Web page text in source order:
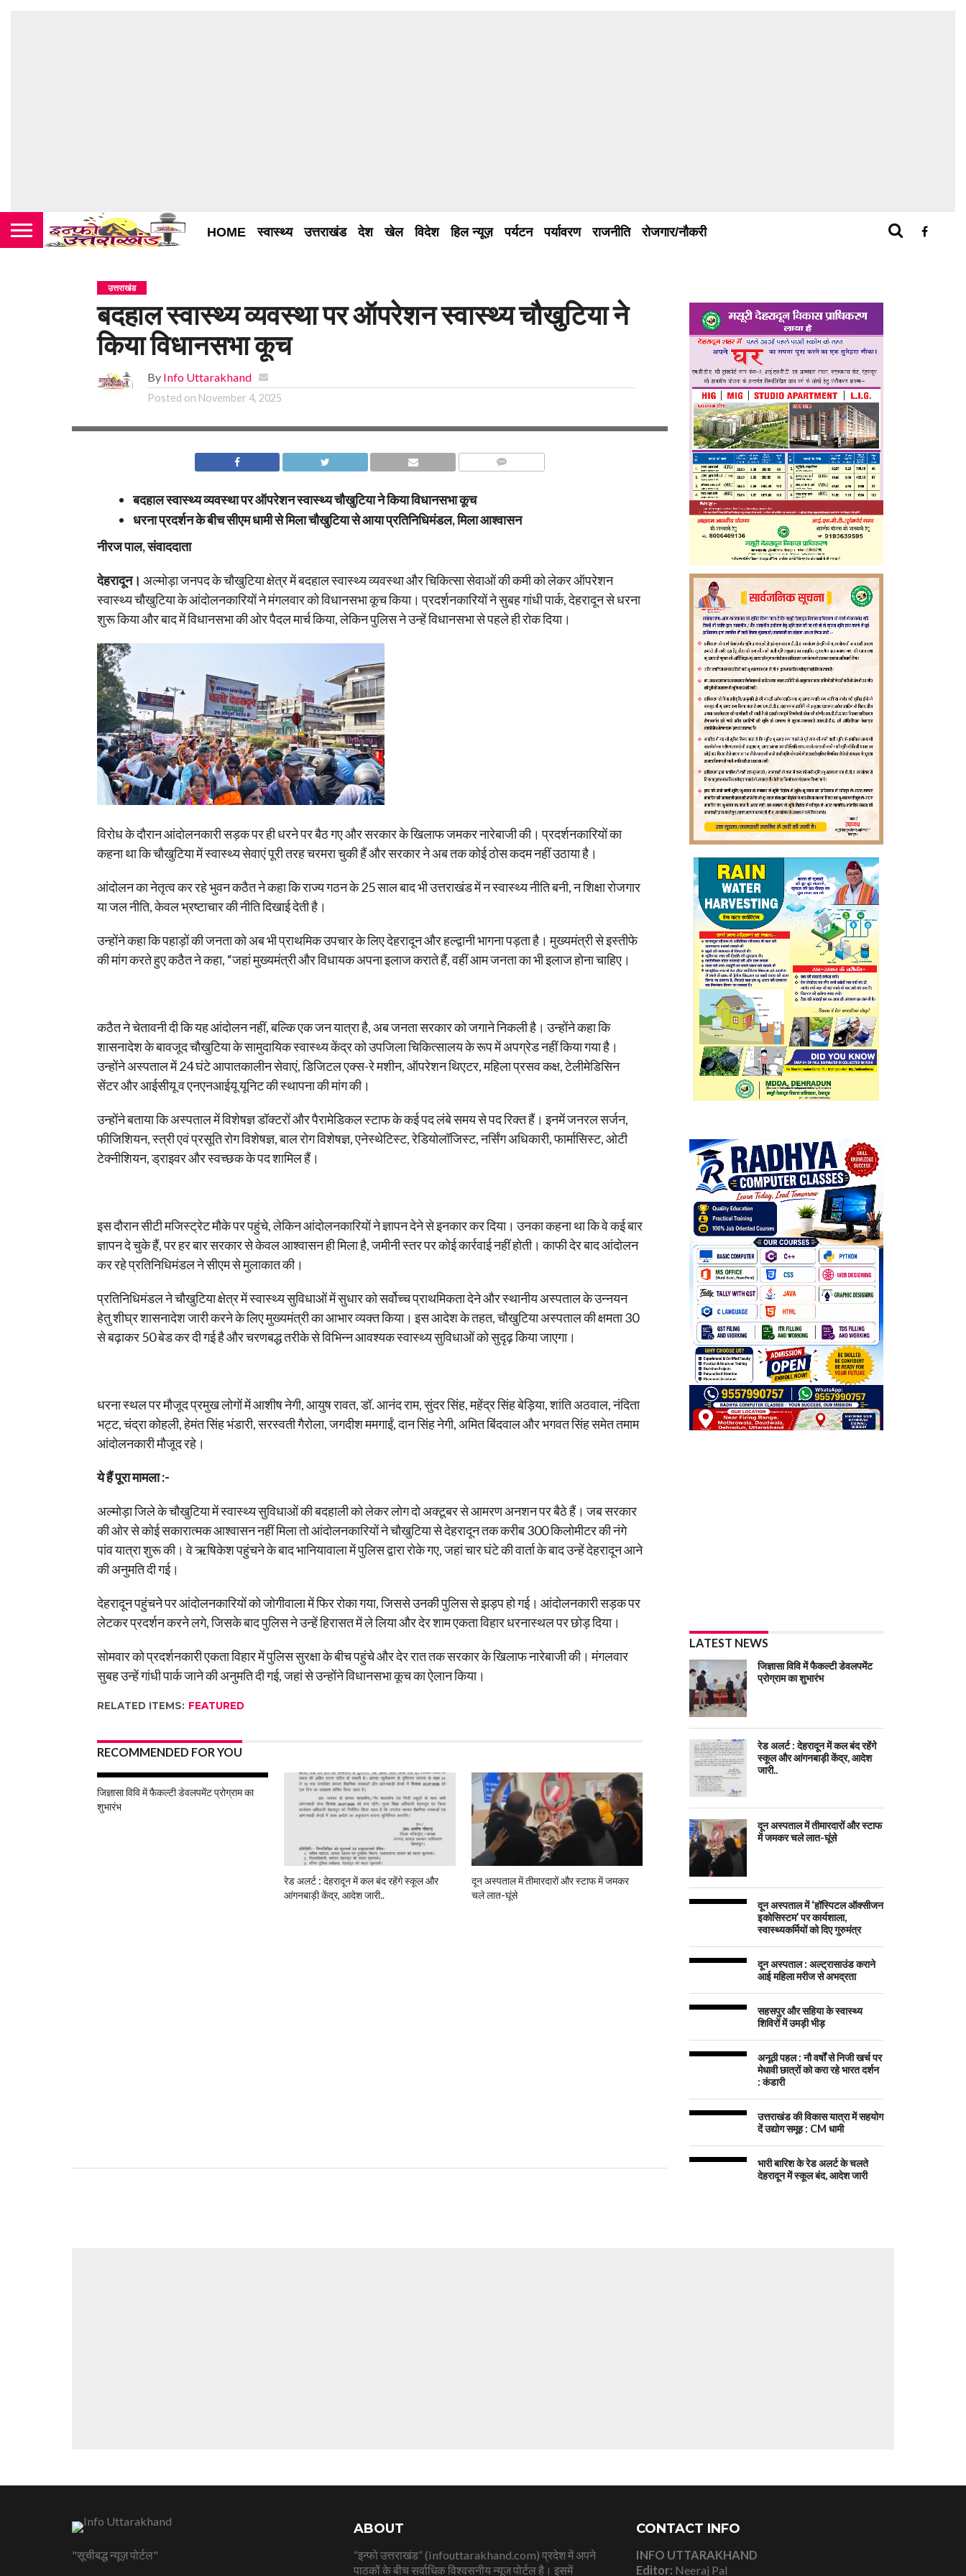
HOME स्वास्थ्य उत्तराखंड देश खेल विदेश हिल न्यूज़ पर्यटन पर्यावरण राजनीति रोजगार/नौकरी
उत्तराखंड
बदहाल स्वास्थ्य व्यवस्था पर ऑपरेशन स्वास्थ्य चौखुटिया ने
किया विधानसभा कूच
By Info Uttarakhand
Posted on November 4, 2025
बदहाल स्वास्थ्य व्यवस्था पर ऑपरेशन स्वास्थ्य चौखुटिया ने किया विधानसभा कूच
धरना प्रदर्शन के बीच सीएम धामी से मिला चौखुटिया से आया प्रतिनिधिमंडल, मिला आश्वासन
नीरज पाल, संवाददाता
देहरादून। अल्मोड़ा जनपद के चौखुटिया क्षेत्र में बदहाल स्वास्थ्य व्यवस्था और चिकित्सा सेवाओं की कमी को लेकर ऑपरेशन
स्वास्थ्य चौखुटिया के आंदोलनकारियों ने मंगलवार को विधानसभा कूच किया। प्रदर्शनकारियों ने सुबह गांधी पार्क, देहरादून से धरना
शुरू किया और बाद में विधानसभा की ओर पैदल मार्च किया, लेकिन पुलिस ने उन्हें विधानसभा से पहले ही रोक दिया।
विरोध के दौरान आंदोलनकारी सड़क पर ही धरने पर बैठ गए और सरकार के खिलाफ जमकर नारेबाजी की। प्रदर्शनकारियों का
कहना था कि चौखुटिया में स्वास्थ्य सेवाएं पूरी तरह चरमरा चुकी हैं और सरकार ने अब तक कोई ठोस कदम नहीं उठाया है।
आंदोलन का नेतृत्व कर रहे भुवन कठैत ने कहा कि राज्य गठन के 25 साल बाद भी उत्तराखंड में न स्वास्थ्य नीति बनी, न शिक्षा रोजगार
या जल नीति, केवल भ्रष्टाचार की नीति दिखाई देती है।
उन्होंने कहा कि पहाड़ों की जनता को अब भी प्राथमिक उपचार के लिए देहरादून और हल्द्वानी भागना पड़ता है। मुख्यमंत्री से इस्तीफे
की मांग करते हुए कठैत ने कहा, “जहां मुख्यमंत्री और विधायक अपना इलाज कराते हैं, वहीं आम जनता का भी इलाज होना चाहिए।
कठैत ने चेतावनी दी कि यह आंदोलन नहीं, बल्कि एक जन यात्रा है, अब जनता सरकार को जगाने निकली है। उन्होंने कहा कि
शासनादेश के बावजूद चौखुटिया के सामुदायिक स्वास्थ्य केंद्र को उपजिला चिकित्सालय के रूप में अपग्रेड नहीं किया गया है।
उन्होंने अस्पताल में 24 घंटे आपातकालीन सेवाएं, डिजिटल एक्स-रे मशीन, ऑपरेशन थिएटर, महिला प्रसव कक्ष, टेलीमेडिसिन
सेंटर और आईसीयू व एनएनआईयू यूनिट की स्थापना की मांग की।
उन्होंने बताया कि अस्पताल में विशेषज्ञ डॉक्टरों और पैरामेडिकल स्टाफ के कई पद लंबे समय से पद रिक्त हैं। इनमें जनरल सर्जन,
फीजिशियन, स्त्री एवं प्रसूति रोग विशेषज्ञ, बाल रोग विशेषज्ञ, एनेस्थेटिस्ट, रेडियोलॉजिस्ट, नर्सिंग अधिकारी, फार्मासिस्ट, ओटी
टेक्नीशियन, ड्राइवर और स्वच्छक के पद शामिल हैं।
इस दौरान सीटी मजिस्ट्रेट मौके पर पहुंचे, लेकिन आंदोलनकारियों ने ज्ञापन देने से इनकार कर दिया। उनका कहना था कि वे कई बार
ज्ञापन दे चुके हैं, पर हर बार सरकार से केवल आश्वासन ही मिला है, जमीनी स्तर पर कोई कार्रवाई नहीं होती। काफी देर बाद आंदोलन
कर रहे प्रतिनिधिमंडल ने सीएम से मुलाकात की।
प्रतिनिधिमंडल ने चौखुटिया क्षेत्र में स्वास्थ्य सुविधाओं में सुधार को सर्वोच्च प्राथमिकता देने और स्थानीय अस्पताल के उन्नयन
हेतु शीघ्र शासनादेश जारी करने के लिए मुख्यमंत्री का आभार व्यक्त किया। इस आदेश के तहत, चौखुटिया अस्पताल की क्षमता 30
से बढ़ाकर 50 बेड कर दी गई है और चरणबद्ध तरीके से विभिन्न आवश्यक स्वास्थ्य सुविधाओं को सुदृढ़ किया जाएगा।
धरना स्थल पर मौजूद प्रमुख लोगों में आशीष नेगी, आयुष रावत, डॉ. आनंद राम, सुंदर सिंह, महेंद्र सिंह बेड़िया, शांति अठवाल, नंदिता
भट्ट, चंद्रा कोहली, हेमंत सिंह भंडारी, सरस्वती गैरोला, जगदीश ममगाईं, दान सिंह नेगी, अमित बिंदवाल और भगवत सिंह समेत तमाम
आंदोलनकारी मौजूद रहे।
ये हैं पूरा मामला :-
अल्मोड़ा जिले के चौखुटिया में स्वास्थ्य सुविधाओं की बदहाली को लेकर लोग दो अक्टूबर से आमरण अनशन पर बैठे हैं। जब सरकार
की ओर से कोई सकारात्मक आश्वासन नहीं मिला तो आंदोलनकारियों ने चौखुटिया से देहरादून तक करीब 300 किलोमीटर की नंगे
पांव यात्रा शुरू की। वे ऋषिकेश पहुंचने के बाद भानियावाला में पुलिस द्वारा रोके गए, जहां चार घंटे की वार्ता के बाद उन्हें देहरादून आने
की अनुमति दी गई।
देहरादून पहुंचने पर आंदोलनकारियों को जोगीवाला में फिर रोका गया, जिससे उनकी पुलिस से झड़प हो गई। आंदोलनकारी सड़क पर
लेटकर प्रदर्शन करने लगे, जिसके बाद पुलिस ने उन्हें हिरासत में ले लिया और देर शाम एकता विहार धरनास्थल पर छोड़ दिया।
सोमवार को प्रदर्शनकारी एकता विहार में पुलिस सुरक्षा के बीच पहुंचे और देर रात तक सरकार के खिलाफ नारेबाजी की। मंगलवार
सुबह उन्हें गांधी पार्क जाने की अनुमति दी गई, जहां से उन्होंने विधानसभा कूच का ऐलान किया।
RELATED ITEMS: FEATURED
RECOMMENDED FOR YOU
जिज्ञासा विवि में फैकल्टी डेवलपमेंट प्रोग्राम का
शुभारंभ
रेड अलर्ट : देहरादून में कल बंद रहेंगे स्कूल और
आंगनबाड़ी केंद्र, आदेश जारी..
दून अस्पताल में तीमारदारों और स्टाफ में जमकर
चले लात-घूंसे
LATEST NEWS
जिज्ञासा विवि में फैकल्टी डेवलपमेंट
प्रोग्राम का शुभारंभ
रेड अलर्ट : देहरादून में कल बंद रहेंगे
स्कूल और आंगनबाड़ी केंद्र, आदेश
जारी..
दून अस्पताल में तीमारदारों और स्टाफ
में जमकर चले लात-घूंसे
दून अस्पताल में ‘हॉस्पिटल ऑक्सीजन
इकोसिस्टम’ पर कार्यशाला,
स्वास्थ्यकर्मियों को दिए गुरुमंत्र
दून अस्पताल : अल्ट्रासाउंड कराने
आई महिला मरीज से अभद्रता
सहसपुर और सहिया के स्वास्थ्य
शिविरों में उमड़ी भीड़
अनूठी पहल : नौ वर्षों से निजी खर्च पर
मेधावी छात्रों को करा रहे भारत दर्शन
: कंडारी
उत्तराखंड की विकास यात्रा में सहयोग
दें उद्योग समूह : CM धामी
भारी बारिश के रेड अलर्ट के चलते
देहरादून में स्कूल बंद, आदेश जारी
"सूचीबद्ध न्यूज़ पोर्टल"
ABOUT
“इन्फो उत्तराखंड” (infouttarakhand.com) प्रदेश में अपने
पाठकों के बीच सर्वाधिक विश्वसनीय न्यूज पोर्टल है। इसमें
CONTACT INFO
INFO UTTARAKHAND
Editor: Neeraj Pal